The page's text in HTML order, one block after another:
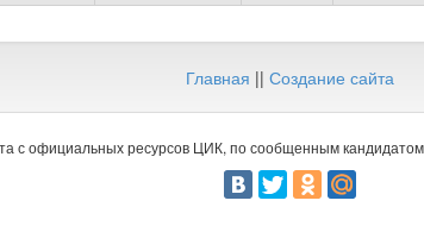
Главная || Создание сайта
с официальных ресурсов ЦИК, по сообщенным